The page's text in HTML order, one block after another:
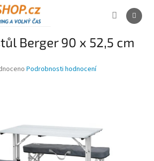
Berger 90 x 52,5 cm
Podrobnosti hodnocení